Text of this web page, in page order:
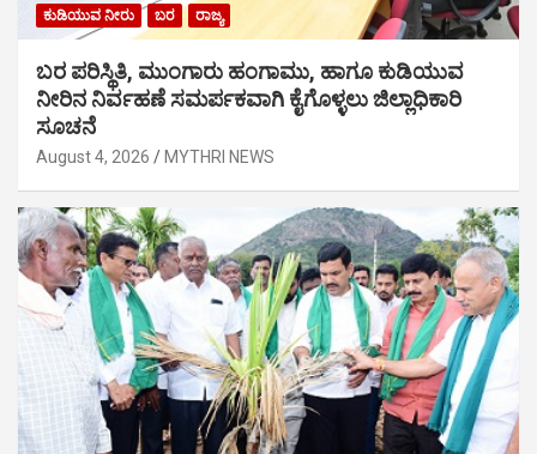
ಕುಡಿಯುವ ನೀರು ಬರ ರಾಜ್ಯ
ಬರ ಪರಿಸ್ಥಿತಿ, ಮುಂಗಾರು ಹಂಗಾಮು, ಹಾಗೂ ಕುಡಿಯುವ
ನೀರಿನ ನಿರ್ವಹಣೆ ಸಮರ್ಪಕವಾಗಿ ಕೈಗೊಳ್ಳಲು ಜಿಲ್ಲಾಧಿಕಾರಿ
ಸೂಚನೆ
August 4, 2026 MYTHRI NEWS